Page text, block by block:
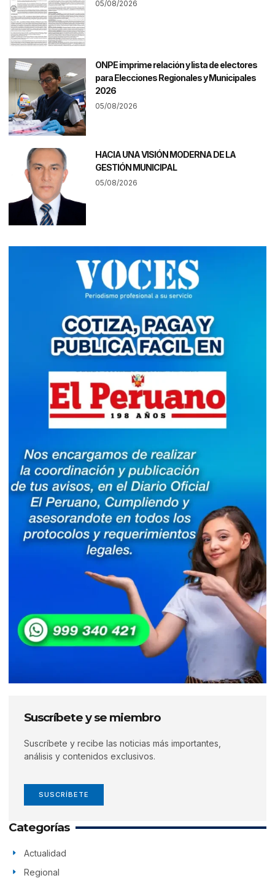
05/08/2026
ONPE imprime relación y lista de electores
para Elecciones Regionales y Municipales
2026
05/08/2026
HACIA UNA VISIÓN MODERNA DE LA
GESTIÓN MUNICIPAL
05/08/2026
Suscríbete y se miembro
Suscríbete y recibe las noticias más importantes,
análisis y contenidos exclusivos.
SUSCRÍBETE
Categorías
Actualidad
Regional